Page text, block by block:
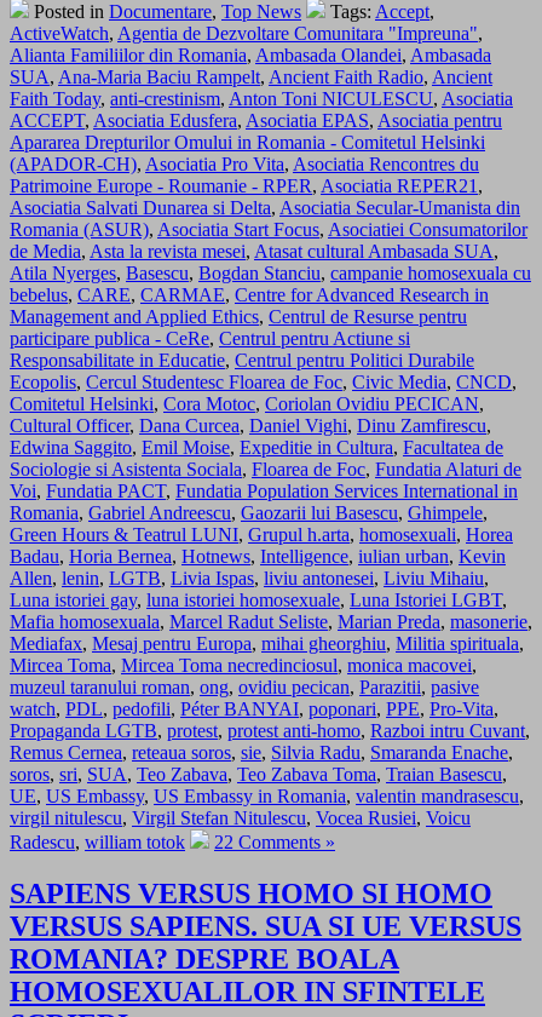
Posted in Documentare, Top News Tags: Accept,
ActiveWatch, Agentia de Dezvoltare Comunitara "Impreuna",
Alianta Familiilor din Romania, Ambasada Olandei, Ambasada
SUA, Ana-Maria Baciu Rampelt, Ancient Faith Radio, Ancient
Faith Today, anti-crestinism, Anton Toni NICULESCU, Asociatia
ACCEPT, Asociatia Edusfera, Asociatia EPAS, Asociatia pentru
Apararea Drepturilor Omului in Romania - Comitetul Helsinki
(APADOR-CH), Asociatia Pro Vita, Asociatia Rencontres du
Patrimoine Europe - Roumanie - RPER, Asociatia REPER21 ,
Asociatia Salvati Dunarea si Delta, Asociatia Secular-Umanista din
Romania (ASUR), Asociatia Start Focus, Asociatiei Consumatorilor
de Media, Asta la revista mesei, Atasat cultural Ambasada SUA,
Atila Nyerges, Basescu, Bogdan Stanciu, campanie homosexuala cu
bebelus, CARE, CARMAE, Centre for Advanced Research in
Management and Applied Ethics, Centrul de Resurse pentru
participare publica - CeRe, Centrul pentru Actiune si
Responsabilitate in Educatie, Centrul pentru Politici Durabile
Ecopolis, Cercul Studentesc Floarea de Foc, Civic Media, CNCD,
Comitetul Helsinki, Cora Motoc, Coriolan Ovidiu PECICAN,
Cultural Officer, Dana Curcea, Daniel Vighi, Dinu Zamfirescu,
Edwina Saggito, Emil Moise, Expeditie in Cultura, Facultatea de
Sociologie si Asistenta Sociala, Floarea de Foc, Fundatia Alaturi de
Voi, Fundatia PACT, Fundatia Population Services International in
Romania, Gabriel Andreescu, Gaozarii lui Basescu, Ghimpele,
Green Hours & Teatrul LUNI, Grupul h.arta, homosexuali, Horea
Badau, Horia Bernea, Hotnews, Intelligence, iulian urban, Kevin
Allen, lenin, LGTB, Livia Ispas, liviu antonesei, Liviu Mihaiu,
Luna istoriei gay, luna istoriei homosexuale, Luna Istoriei LGBT,
Mafia homosexuala, Marcel Radut Seliste, Marian Preda, masonerie,
Mediafax, Mesaj pentru Europa, mihai gheorghiu, Militia spirituala,
Mircea Toma, Mircea Toma necredinciosul, monica macovei,
muzeul taranului roman, ong, ovidiu pecican, Parazitii, pasive
watch, PDL, pedofili, Péter BANYAI, poponari, PPE, Pro-Vita,
Propaganda LGTB, protest, protest anti-homo, Razboi intru Cuvant,
Remus Cernea, reteaua soros, sie, Silvia Radu, Smaranda Enache,
soros, sri, SUA, Teo Zabava, Teo Zabava Toma, Traian Basescu,
UE, US Embassy, US Embassy in Romania, valentin mandrasescu,
virgil nitulescu, Virgil Stefan Nitulescu, Vocea Rusiei, Voicu
Radescu, william totok 22 Comments »
SAPIENS VERSUS HOMO SI HOMO
VERSUS SAPIENS. SUA SI UE VERSUS
ROMANIA? DESPRE BOALA
HOMOSEXUALILOR IN SFINTELE